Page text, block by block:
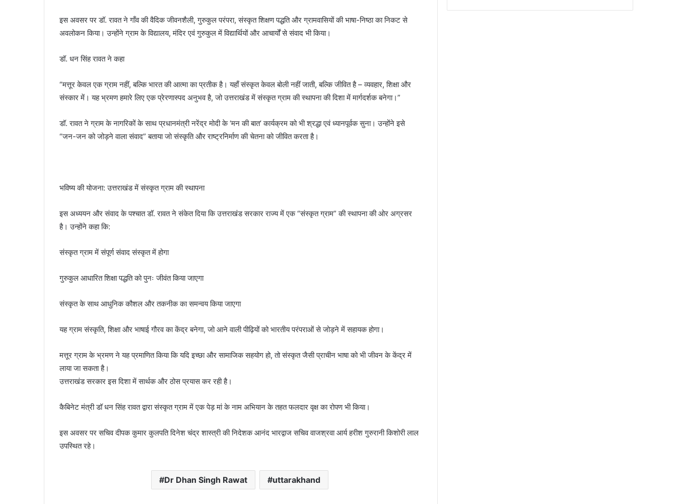
इस अवसर पर डॉ. रावत ने गाँव की वैदिक जीवनशैली, गुरुकुल परंपरा, संस्कृत शिक्षण पद्धति और ग्रामवासियों की भाषा-निष्ठा का निकट से
अवलोकन किया। उन्होंने ग्राम के विद्यालय, मंदिर एवं गुरुकुल में विद्यार्थियों और आचार्यों से संवाद भी किया।
डॉ. धन सिंह रावत ने कहा
“मत्तूर केवल एक ग्राम नहीं, बल्कि भारत की आत्मा का प्रतीक है। यहाँ संस्कृत केवल बोली नहीं जाती, बल्कि जीवित है – व्यवहार, शिक्षा और
संस्कार में। यह भ्रमण हमारे लिए एक प्रेरणास्पद अनुभव है, जो उत्तराखंड में संस्कृत ग्राम की स्थापना की दिशा में मार्गदर्शक बनेगा।”
डॉ. रावत ने ग्राम के नागरिकों के साथ प्रधानमंत्री नरेंद्र मोदी के ‘मन की बात’ कार्यक्रम को भी श्रद्धा एवं ध्यानपूर्वक सुना। उन्होंने इसे
“जन-जन को जोड़ने वाला संवाद” बताया जो संस्कृति और राष्ट्रनिर्माण की चेतना को जीवित करता है।
भविष्य की योजना: उत्तराखंड में संस्कृत ग्राम की स्थापना
इस अध्ययन और संवाद के पश्चात डॉ. रावत ने संकेत दिया कि उत्तराखंड सरकार राज्य में एक “संस्कृत ग्राम” की स्थापना की ओर अग्रसर
है। उन्होंने कहा कि:
संस्कृत ग्राम में संपूर्ण संवाद संस्कृत में होगा
गुरुकुल आधारित शिक्षा पद्धति को पुनः जीवंत किया जाएगा
संस्कृत के साथ आधुनिक कौशल और तकनीक का समन्वय किया जाएगा
यह ग्राम संस्कृति, शिक्षा और भाषाई गौरव का केंद्र बनेगा, जो आने वाली पीढ़ियों को भारतीय परंपराओं से जोड़ने में सहायक होगा।
मत्तूर ग्राम के भ्रमण ने यह प्रमाणित किया कि यदि इच्छा और सामाजिक सहयोग हो, तो संस्कृत जैसी प्राचीन भाषा को भी जीवन के केंद्र में
लाया जा सकता है।
उत्तराखंड सरकार इस दिशा में सार्थक और ठोस प्रयास कर रही है।
कैबिनेट मंत्री डॉ धन सिंह रावत द्वारा संस्कृत ग्राम में एक पेड़ मां के नाम अभियान के तहत फलदार वृक्ष का रोपण भी किया।
इस अवसर पर सचिव दीपक कुमार कुलपति दिनेश चंद्र शास्त्री की निदेशक आनंद भारद्वाज सचिव वाजश्रवा आर्य हरीश गुरुरानी किशोरी लाल
उपस्थित रहे।
Dr Dhan Singh Rawat uttarakhand